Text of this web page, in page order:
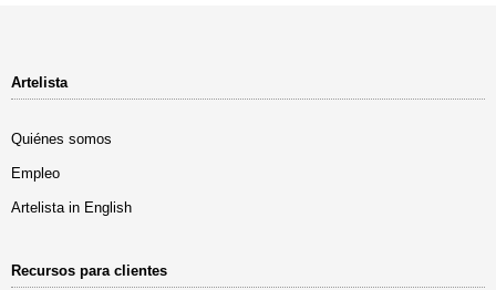
Artelista
Quiénes somos
Empleo
Artelista in English
Recursos para clientes